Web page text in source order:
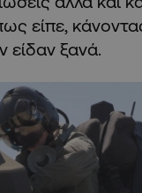
είπε,
είδαν ξανά.